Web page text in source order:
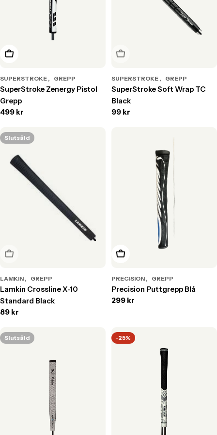
Välj alternativ
SUPERSTROKE GREPP
SuperStroke Zenergy Pistol
Grepp
Translation
sv.products.product.price.regular_price
499 kr
Slutsåld
SUPERSTROKE GREPP
SuperStroke Soft Wrap TC
Black
Translation
99 kr
Slutsåld
Slutsåld
LAMKIN GREPP
Lamkin Crossline X-10
Standard Black
Translation
sv.products.product.price.regular_price
89 kr
Lägg till i varukorg
PRECISION GREPP
Precision Puttgrepp Blå
Translation
299 kr
Slutsåld -25%